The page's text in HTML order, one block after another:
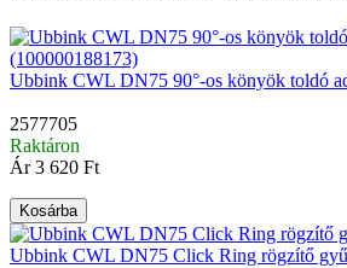
Ubbink CWL DN75 90°-os könyök toldó
2577705
Raktáron
Ár 3 620 Ft
Kosárba
Ubbink CWL DN75 Click Ring rögzítő